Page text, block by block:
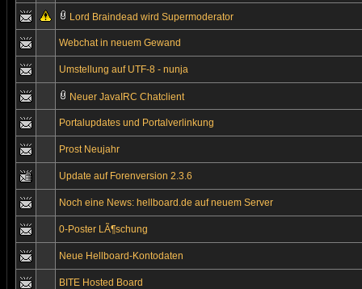
Lord Braindead wird Supermoderator
Webchat in neuem Gewand
Umstellung auf UTF-8 - nunja
Neuer JavaIRC Chatclient
Portalupdates und Portalverlinkung
Prost Neujahr
Update auf Forenversion 2.3.6
Noch eine News: hellboard.de auf neuem Server
0-Poster LÃ¶schung
Neue Hellboard-Kontodaten
BITE Hosted Board